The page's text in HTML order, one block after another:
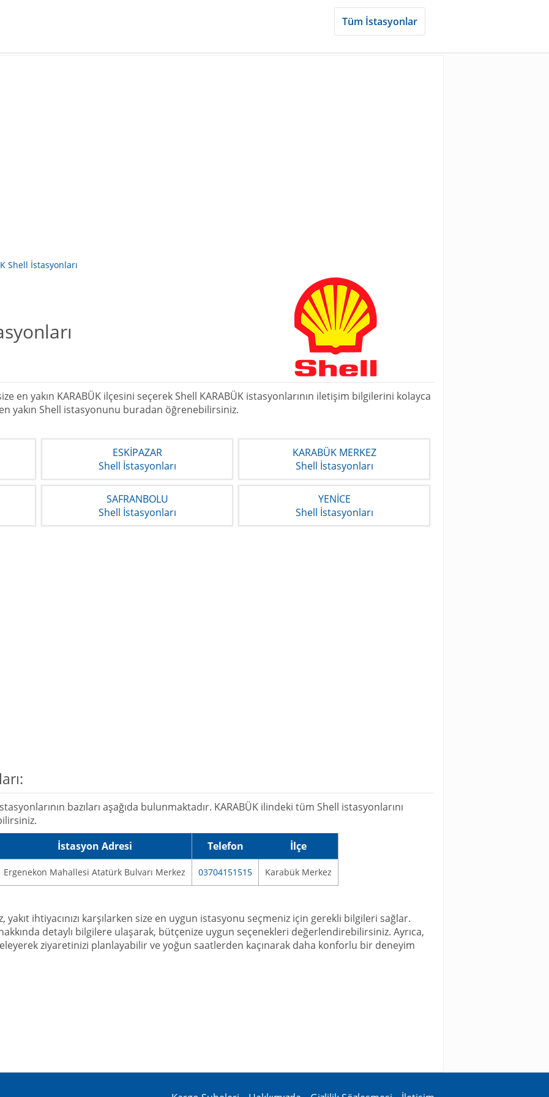
Tüm İstasyonlar
Shell İstasyonları
en yakın KARABÜK ilçesini seçerek Shell KARABÜK istasyonlarının iletişim bilgilerini kolayca
yakın Shell istasyonunu buradan öğrenebilirsiniz.
ESKİPAZAR
Shell İstasyonları
KARABÜK MERKEZ
Shell İstasyonları
SAFRANBOLU
Shell İstasyonları
YENİCE
Shell İstasyonları
bazıları aşağıda bulunmaktadır. KARABÜK ilindeki tüm Shell istasyonlarını
İstasyon Adresi Telefon İlçe
Ergenekon Mahallesi Atatürk Bulvarı Merkez 03704151515 Karabük Merkez
yakıt ihtiyacınızı karşılarken size en uygun istasyonu seçmeniz için gerekli bilgileri sağlar.
detaylı bilgilere ulaşarak, bütçenize uygun seçenekleri değerlendirebilirsiniz. Ayrıca,
ziyaretinizi planlayabilir ve yoğun saatlerden kaçınarak daha konforlu bir deneyim